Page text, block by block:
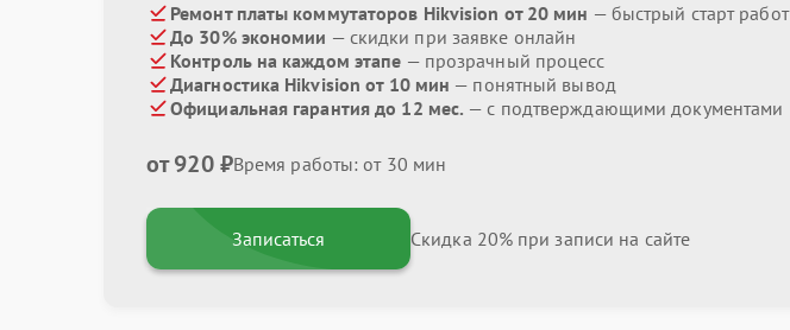
Ремонт платы коммутаторов Hikvision от 20 мин — быстрый старт работ
До 30% экономии — скидки при заявке онлайн
Контроль на каждом этапе — прозрачный процесс
Диагностика Hikvision от 10 мин — понятный вывод
Официальная гарантия до 12 мес. — с подтверждающими документами
от 920 ₽Время работы: от 30 мин
Записаться Скидка 20% при записи на сайте